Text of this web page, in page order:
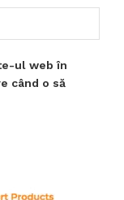
ul web în
când o să